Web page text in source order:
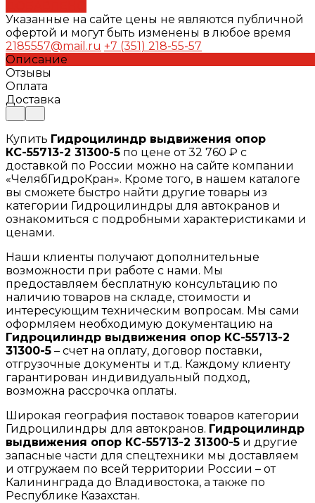
Указанные на сайте цены не являются публичной
офертой и могут быть изменены в любое время
2185557@mail.ru +7 (351) 218-55-57
Описание
Отзывы
Оплата
Доставка
Купить Гидроцилиндр выдвижения опор
КС-55713-2 31300-5 по цене от 32 760 ₽ с
доставкой по России можно на сайте компании
«ЧелябГидроКран». Кроме того, в нашем каталоге
вы сможете быстро найти другие товары из
категории Гидроцилиндры для автокранов и
ознакомиться с подробными характеристиками и
ценами.
Наши клиенты получают дополнительные
возможности при работе с нами. Мы
предоставляем бесплатную консультацию по
наличию товаров на складе, стоимости и
интересующим техническим вопросам. Мы сами
оформляем необходимую документацию на
Гидроцилиндр выдвижения опор КС-55713-2
31300-5 – счет на оплату, договор поставки,
отгрузочные документы и т.д. Каждому клиенту
гарантирован индивидуальный подход,
возможна рассрочка оплаты.
Широкая география поставок товаров категории
Гидроцилиндры для автокранов. Гидроцилиндр
выдвижения опор КС-55713-2 31300-5 и другие
запасные части для спецтехники мы доставляем
и отгружаем по всей территории России – от
Калининграда до Владивостока, а также по
Республике Казахстан.